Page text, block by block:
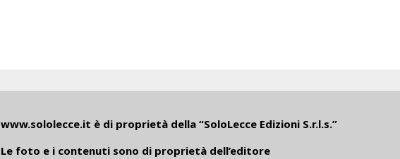
www.sololecce.it è di proprietà della “SoloLecce Edizioni S.r.l.s.”
Le foto e i contenuti sono di proprietà dell’editore